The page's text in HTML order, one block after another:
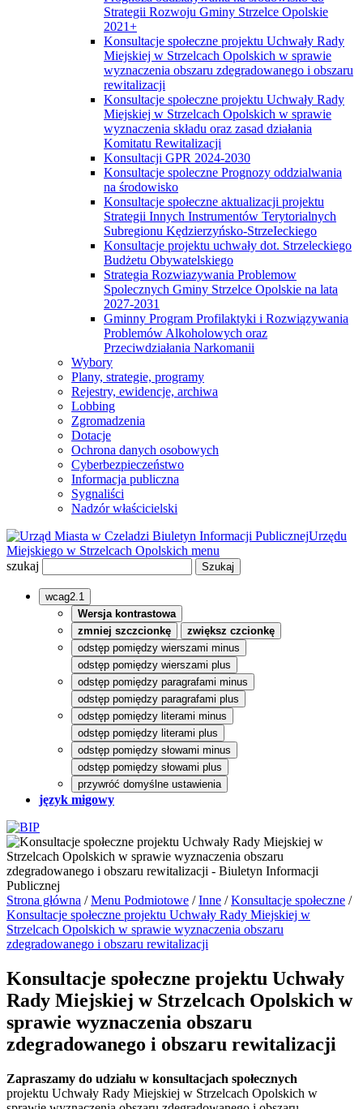
Strategii Rozwoju Gminy Strzelce Opolskie
2021+
Konsultacje społeczne projektu Uchwały Rady
Miejskiej w Strzelcach Opolskich w sprawie
wyznaczenia obszaru zdegradowanego i obszaru
rewitalizacji
Konsultacje społeczne projektu Uchwały Rady
Miejskiej w Strzelcach Opolskich w sprawie
wyznaczenia składu oraz zasad działania
Komitatu Rewitalizacji
Konsultacji GPR 2024-2030
Konsultacje spoleczne Prognozy oddzialwania
na środowisko
Konsultacje społeczne aktualizacji projektu
Strategii Innych Instrumentów Terytorialnych
Subregionu Kędzierzyńsko-StrzeIeckiego
Konsultacje projektu uchwały dot. Strzeleckiego
Budżetu Obywatelskiego
Strategia Rozwiazywania Problemow
Spolecznych Gminy Strzelce Opolskie na lata
2027-2031
Gminny Program Profilaktyki i Rozwiązywania
Problemów Alkoholowych oraz
Przeciwdziałania Narkomanii
Wybory
Plany, strategie, programy
Rejestry, ewidencje, archiwa
Lobbing
Zgromadzenia
Dotacje
Ochrona danych osobowych
Cyberbezpieczeństwo
Informacja publiczna
Sygnaliści
Nadzór właścicielski
Biuletyn Informacji PublicznejUrzędu
Miejskiego w Strzelcach Opolskich menu
szukaj
wcag2.1
Wersja kontrastowa
zmniej szczcionkę
zwiększ czcionkę
odstęp pomiędzy wierszami minus
odstęp pomiędzy wierszami plus
odstęp pomiędzy paragrafami minus
odstęp pomiędzy paragrafami plus
odstęp pomiędzy literami minus
odstęp pomiędzy literami plus
odstęp pomiędzy słowami minus
odstęp pomiędzy słowami plus
przywróć domyślne ustawienia
język migowy
Strona główna /Menu Podmiotowe /Inne /Konsultacje społeczne /
Konsultacje społeczne projektu Uchwały Rady Miejskiej w
Strzelcach Opolskich w sprawie wyznaczenia obszaru
zdegradowanego i obszaru rewitalizacji
Konsultacje społeczne projektu Uchwały
Rady Miejskiej w Strzelcach Opolskich w
sprawie wyznaczenia obszaru
zdegradowanego i obszaru rewitalizacji
Zapraszamy do udziału w konsultacjach społecznych
projektu Uchwały Rady Miejskiej w Strzelcach Opolskich w